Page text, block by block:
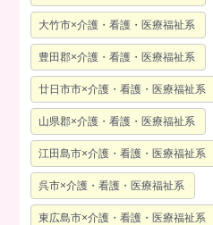
大竹市×介護・看護・医療福祉系
豊田郡×介護・看護・医療福祉系
廿日市市×介護・看護・医療福祉系
山県郡×介護・看護・医療福祉系
江田島市×介護・看護・医療福祉系
呉市×介護・看護・医療福祉系
東広島市×介護・看護・医療福祉系